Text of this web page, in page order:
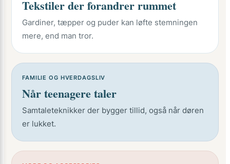
Tekstiler der forandrer rummet
Gardiner, tæpper og puder kan løfte stemningen
mere, end man tror.
FAMILIE OG HVERDAGSLIV
Når teenagere taler
Samtaleteknikker der bygger tillid, også når døren
er lukket.